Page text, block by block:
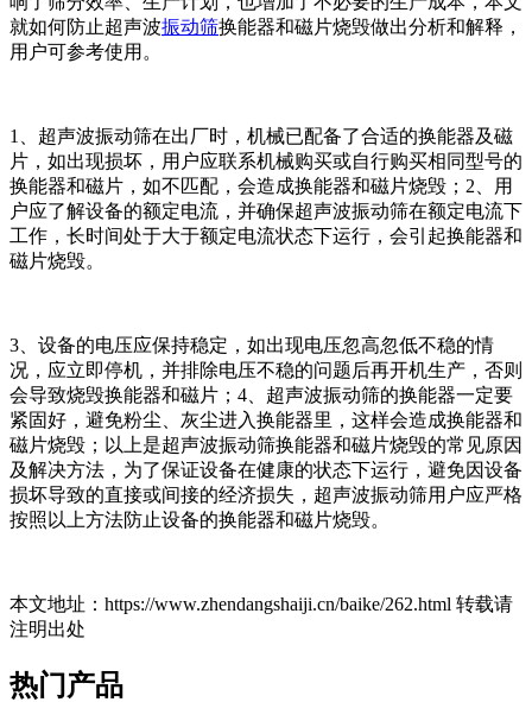
就如何防止超声波振动筛换能器和磁片烧毁做出分析和解释，
用户可参考使用。
1、超声波振动筛在出厂时，机械已配备了合适的换能器及磁
片，如出现损坏，用户应联系机械购买或自行购买相同型号的
换能器和磁片，如不匹配，会造成换能器和磁片烧毁；2、用
户应了解设备的额定电流，并确保超声波振动筛在额定电流下
工作，长时间处于大于额定电流状态下运行，会引起换能器和
磁片烧毁。
3、设备的电压应保持稳定，如出现电压忽高忽低不稳的情
况，应立即停机，并排除电压不稳的问题后再开机生产，否则
会导致烧毁换能器和磁片；4、超声波振动筛的换能器一定要
紧固好，避免粉尘、灰尘进入换能器里，这样会造成换能器和
磁片烧毁；以上是超声波振动筛换能器和磁片烧毁的常见原因
及解决方法，为了保证设备在健康的状态下运行，避免因设备
损坏导致的直接或间接的经济损失，超声波振动筛用户应严格
按照以上方法防止设备的换能器和磁片烧毁。
本文地址：https://www.zhendangshaiji.cn/baike/262.html 转载请
注明出处
热门产品